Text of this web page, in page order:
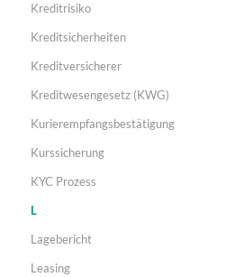
Kreditrisiko
Kreditsicherheiten
Kreditversicherer
Kreditwesengesetz (KWG)
Kurierempfangsbestätigung
Kurssicherung
KYC Prozess
L
Lagebericht
Leasing